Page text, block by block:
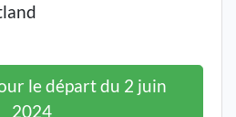
le départ du 2 juin
2024